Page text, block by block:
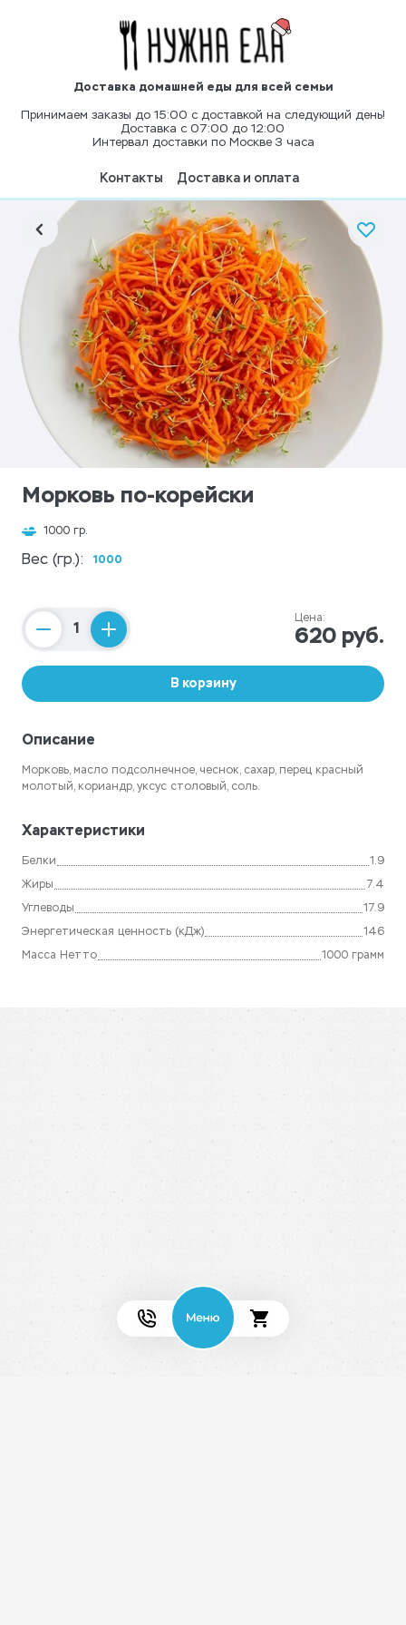
Доставка домашней еды для всей семьи
Принимаем заказы до 15:00 с доставкой на следующий день!
Доставка с 07:00 до 12:00
Интервал доставки по Москве 3 часа
Контакты Доставка и оплата
Морковь по-корейски
1000 гр.
Вес (гр.): 1000
Counter
Цена:
620 руб.
В корзину
Описание
Морковь, масло подсолнечное, чеснок, сахар, перец красный
молотый, кориандр, уксус столовый, соль.
Характеристики
Белки 1.9
Жиры 7.4
Углеводы 17.9
Энергетическая ценность (кДж) 146
Масса Нетто 1000 грамм